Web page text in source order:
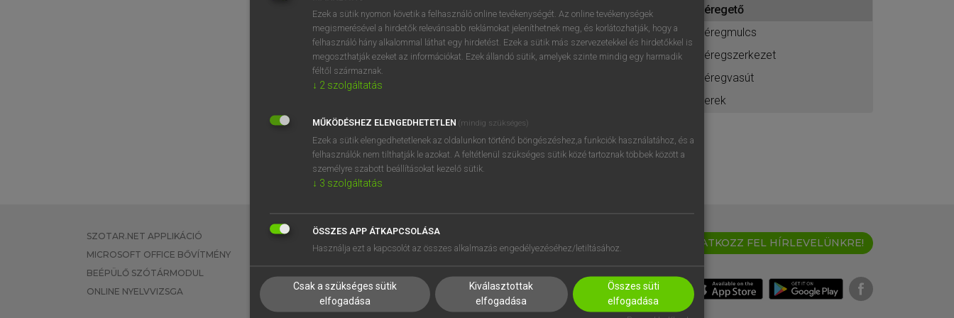
BELÉPÉS
próbaverziójának elindításához
regisztrálok ésbelépek.
REGISZTRÁCIÓ
kéregető
kéregmulcs
kéregszerkezet
kéregvasút
kerek
SZOTAR.NET APPLIKÁCIÓ
MICROSOFT OFFICE BŐVÍTMÉNY
BEÉPÜLŐ SZÓTÁRMODUL
ONLINE NYELVVIZSGA
EGYÉNI FELHASZNÁLÓKNAK
TANULÓKNAK
VÁLLALATI MEGOLDÁSOK
SÚGÓ
RÓLUNK
SÜTI BEÁLLÍTÁSOK
IRATKOZZ FEL HÍRLEVELÜNKRE!
Ezek a sütik nyomon követik a felhasználó online tevékenységét. Az online tevékenységek
megismerésével a hirdetők relevánsabb reklámokat jeleníthetnek meg, és korlátozhatják, hogy a
felhasználó hány alkalommal láthat egy hirdetést. Ezek a sütik más szervezetekkel és hirdetőkkel is
megoszthatják ezeket az információkat. Ezek állandó sütik, amelyek szinte mindig egy harmadik
féltől származnak.
↓ 2 szolgáltatás
MŰKÖDÉSHEZ ELENGEDHETETLEN (mindig szükséges)
Ezek a sütik elengedhetetlenek az oldalunkon történő böngészéshez,a funkciók használatához, és a
felhasználók nem tilthatják le azokat. A feltétlenül szükséges sütik közé tartoznak többek között a
személyre szabott beállításokat kezelő sütik.
↓ 3 szolgáltatás
ÖSSZES APP ÁTKAPCSOLÁSA
Használja ezt a kapcsolót az összes alkalmazás engedélyezéséhez/letiltásához.
Csak a szükséges sütik
elfogadása
Kiválasztottak
elfogadása
Összes süti
elfogadása